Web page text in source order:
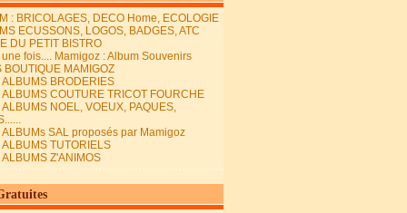
: BRICOLAGES, DECO Home, ECOLOGIE
ECUSSONS, LOGOS, BADGES, ATC
DU PETIT BISTRO
fois.... Mamigoz : Album Souvenirs
BOUTIQUE MAMIGOZ
ALBUMS BRODERIES
ALBUMS COUTURE TRICOT FOURCHE
ALBUMS NOEL, VOEUX, PAQUES,
ALBUMs SAL proposés par Mamigoz
ALBUMS TUTORIELS
ALBUMS Z'ANIMOS